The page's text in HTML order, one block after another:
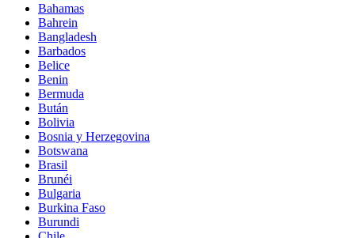
Bahamas
Bahrein
Bangladesh
Barbados
Belice
Benin
Bermuda
Bután
Bolivia
Bosnia y Herzegovina
Botswana
Brasil
Brunéi
Bulgaria
Burkina Faso
Burundi